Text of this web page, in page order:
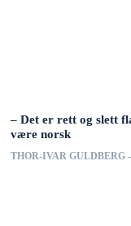
– Det er rett og slett
være norsk
THOR-IVAR GULDBERG